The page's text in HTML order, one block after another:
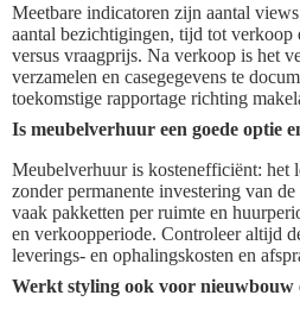
Meetbare indicatoren zijn aantal
aantal bezichtigingen, tijd tot verkoop
versus vraagprijs. Na verkoop is het
verzamelen en casegegevens te
toekomstige rapportage richting
Is meubelverhuur een goede optie
Meubelverhuur is kostenefficiënt: het
zonder permanente investering van
vaak pakketten per ruimte en
en verkoopperiode. Controleer altijd
leverings- en ophalingskosten en
Werkt styling ook voor nieuwbouw